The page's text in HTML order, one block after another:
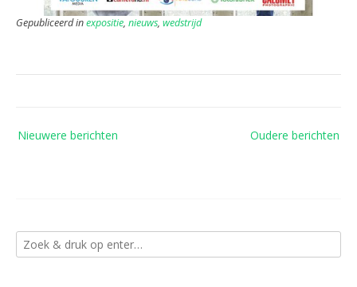
Gepubliceerd inexpositie, nieuws, wedstrijd
Oudere berichten
Nieuwere berichten